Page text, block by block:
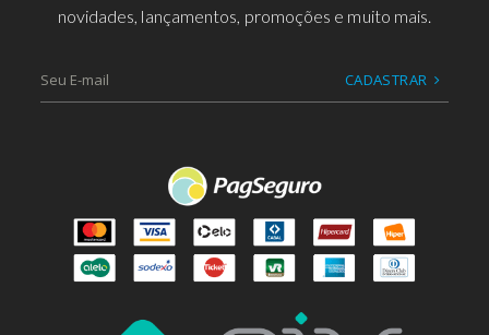
novidades, lançamentos, promoções e muito mais.
CADASTRAR